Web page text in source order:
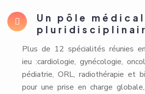
Un pôle médical
Plus de 12 spécialités réunies
ieu :cardiologie, gynécologie,
pédiatrie, ORL, radiothérapie et
pour une prise en charge